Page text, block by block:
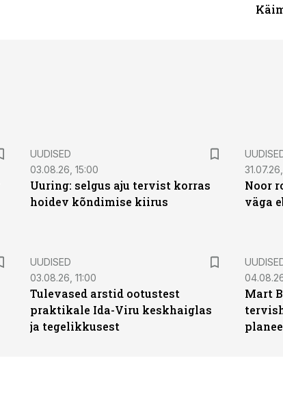
UUDISED
03.08.26, 15:00
Uuring: selgus aju tervist korras
hoidev kõndimise kiirus
Noor
väga
UUDISED
03.08.26, 11:00
Tulevased arstid ootustest
praktikale Ida-Viru keskhaiglas
ja tegelikkusest
Mart